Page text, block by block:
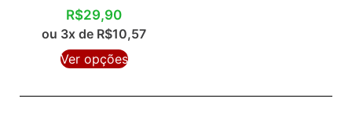
R$29,90
ou 3x de R$10,57
Ver opções